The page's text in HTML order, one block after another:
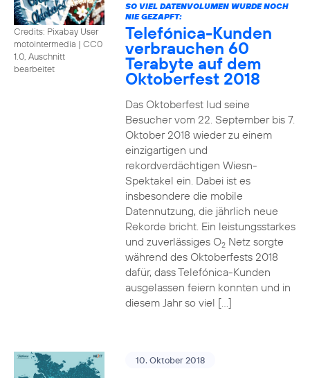
Credits: Pixabay User
motointermedia | CC0
1.0, Auschnitt
bearbeitet
SO VIEL DATENVOLUMEN WURDE NOCH
NIE GEZAPFT:
Telefónica-Kunden
verbrauchen 60
Terabyte auf dem
Oktoberfest 2018
Das Oktoberfest lud seine
Besucher vom 22. September bis 7.
Oktober 2018 wieder zu einem
einzigartigen und
rekordverdächtigen Wiesn-
Spektakel ein. Dabei ist es
insbesondere die mobile
Datennutzung, die jährlich neue
Rekorde bricht. Ein leistungsstarkes
und zuverlässiges O2Netz sorgte
während des Oktoberfests 2018
dafür, dass Telefónica-Kunden
ausgelassen feiern konnten und in
diesem Jahr so viel […]
10. Oktober 2018